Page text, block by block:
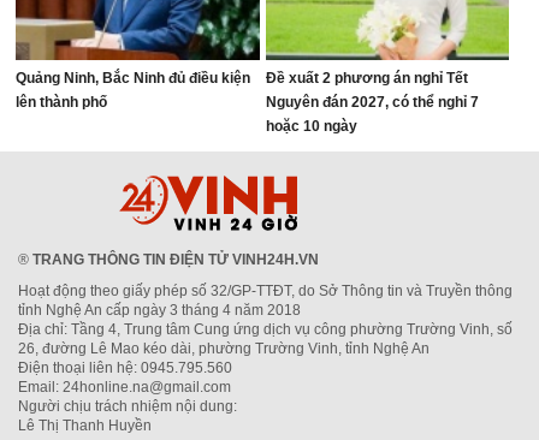
Quảng Ninh, Bắc Ninh đủ điều kiện
lên thành phố
Đề xuất 2 phương án nghỉ Tết
Nguyên đán 2027, có thể nghỉ 7
hoặc 10 ngày
® TRANG THÔNG TIN ĐIỆN TỬ VINH24H.VN
Hoạt động theo giấy phép số 32/GP-TTĐT, do Sở Thông tin và Truyền thông
tỉnh Nghệ An cấp ngày 3 tháng 4 năm 2018
Địa chỉ: Tầng 4, Trung tâm Cung ứng dịch vụ công phường Trường Vinh, số
26, đường Lê Mao kéo dài, phường Trường Vinh, tỉnh Nghệ An
Điện thoại liên hệ: 0945.795.560
Email: 24honline.na@gmail.com
Người chịu trách nhiệm nội dung:
Lê Thị Thanh Huyền